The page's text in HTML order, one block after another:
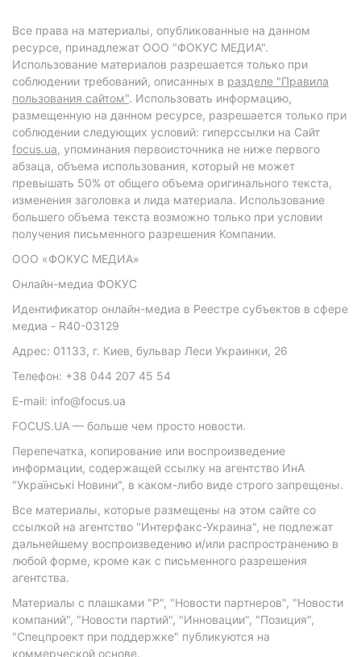
Все права на материалы, опубликованные на данном
ресурсе, принадлежат ООО "ФОКУС МЕДИА".
Использование материалов разрешается только при
соблюдении требований, описанных в разделе "Правила
пользования сайтом". Использовать информацию,
размещенную на данном ресурсе, разрешается только при
соблюдении следующих условий: гиперссылки на Сайт
focus.ua, упоминания первоисточника не ниже первого
абзаца, объема использования, который не может
превышать 50% от общего объема оригинального текста,
изменения заголовка и лида материала. Использование
большего объема текста возможно только при условии
получения письменного разрешения Компании.
ООО «ФОКУС МЕДИА»
Онлайн-медиа ФОКУС
Идентификатор онлайн-медиа в Реестре субъектов в сфере
медиа - R40-03129
Адрес: 01133, г. Киев, бульвар Леси Украинки, 26
Телефон: +38 044 207 45 54
E-mail: info@focus.ua
FOCUS.UA — больше чем просто новости.
Перепечатка, копирование или воспроизведение
информации, содержащей ссылку на агентство ИнА
"Українські Новини", в каком-либо виде строго запрещены.
Все материалы, которые размещены на этом сайте со
ссылкой на агентство "Интерфакс-Украина", не подлежат
дальнейшему воспроизведению и/или распространению в
любой форме, кроме как с письменного разрешения
агентства.
Материалы с плашками "Р", "Новости партнеров", "Новости
компаний", "Новости партий", "Инновации", "Позиция",
"Спецпроект при поддержке" публикуются на
коммерческой основе.